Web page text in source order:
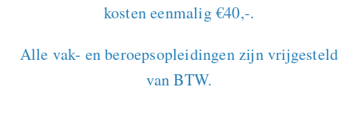
kosten eenmalig €40,-.
Alle vak- en beroepsopleidingen zijn vrijgesteld
van BTW.